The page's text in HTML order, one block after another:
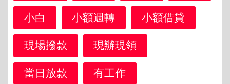
小白 小額週轉 小額借貸
現場撥款 現辦現領
當日放款 有工作